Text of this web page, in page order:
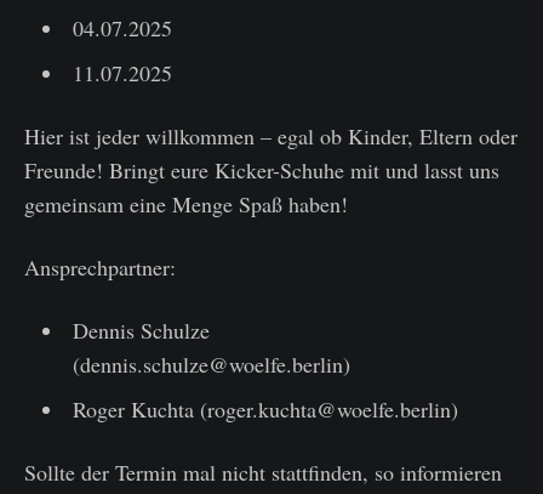
04.07.2025
11.07.2025
Hier ist jeder willkommen – egal ob Kinder, Eltern oder
Freunde! Bringt eure Kicker-Schuhe mit und lasst uns
gemeinsam eine Menge Spaß haben!
Ansprechpartner:
Dennis Schulze
(dennis.schulze@woelfe.berlin)
Roger Kuchta (roger.kuchta@woelfe.berlin)
Sollte der Termin mal nicht stattfinden, so informieren